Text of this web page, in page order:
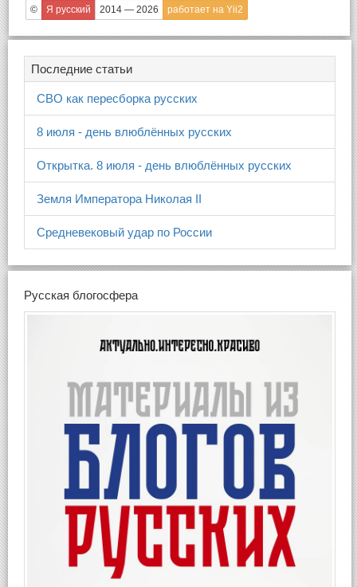
© Я русский 2014 — 2026 работает на Yii2
Последние статьи
СВО как пересборка русских
8 июля - день влюблённых русских
Открытка. 8 июля - день влюблённых русских
Земля Императора Николая II
Средневековый удар по России
Русская блогосфера